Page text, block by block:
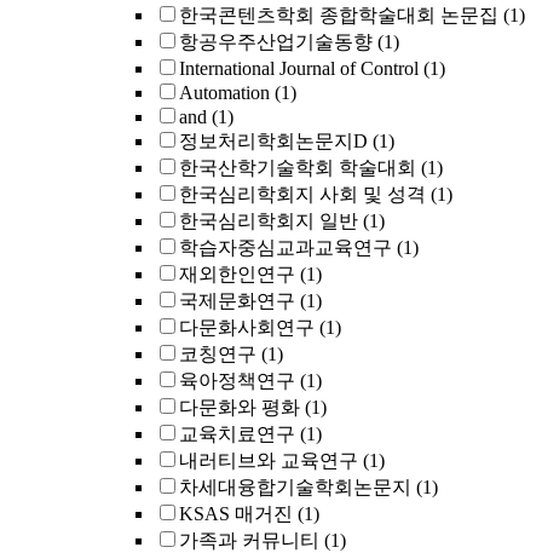
한국콘텐츠학회 종합학술대회 논문집 (1)
항공우주산업기술동향 (1)
International Journal of Control (1)
Automation (1)
and (1)
정보처리학회논문지D (1)
한국산학기술학회 학술대회 (1)
한국심리학회지 사회 및 성격 (1)
한국심리학회지 일반 (1)
학습자중심교과교육연구 (1)
재외한인연구 (1)
국제문화연구 (1)
다문화사회연구 (1)
코칭연구 (1)
육아정책연구 (1)
다문화와 평화 (1)
교육치료연구 (1)
내러티브와 교육연구 (1)
차세대융합기술학회논문지 (1)
KSAS 매거진 (1)
가족과 커뮤니티 (1)